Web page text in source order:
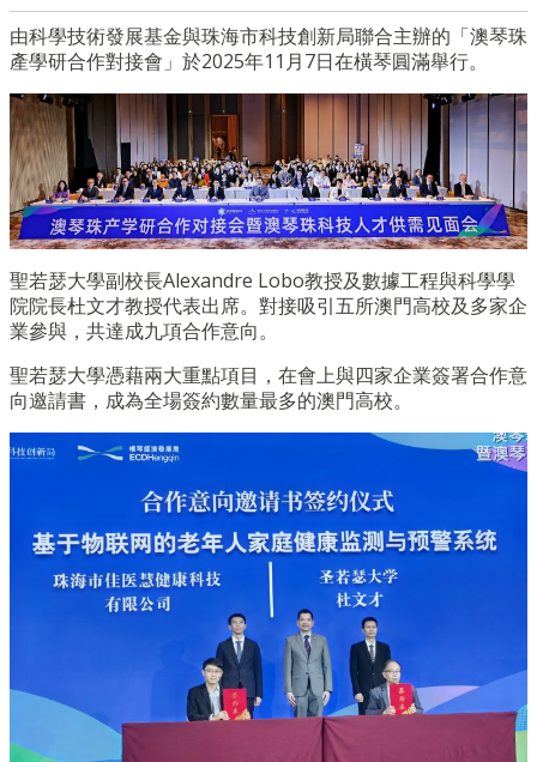
由科學技術發展基金與珠海市科技創新局聯合主辦的「澳琴珠
產學研合作對接會」於2025年11月7日在橫琴圓滿舉行。
聖若瑟大學副校長Alexandre Lobo教授及數據工程與科學學
院院長杜文才教授代表出席。對接吸引五所澳門高校及多家企
業參與，共達成九項合作意向。
聖若瑟大學憑藉兩大重點項目，在會上與四家企業簽署合作意
向邀請書，成為全場簽約數量最多的澳門高校。